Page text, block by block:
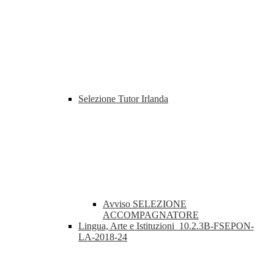
Selezione Tutor Irlanda
Avviso SELEZIONE
ACCOMPAGNATORE
Lingua, Arte e Istituzioni_10.2.3B-FSEPON-
LA-2018-24